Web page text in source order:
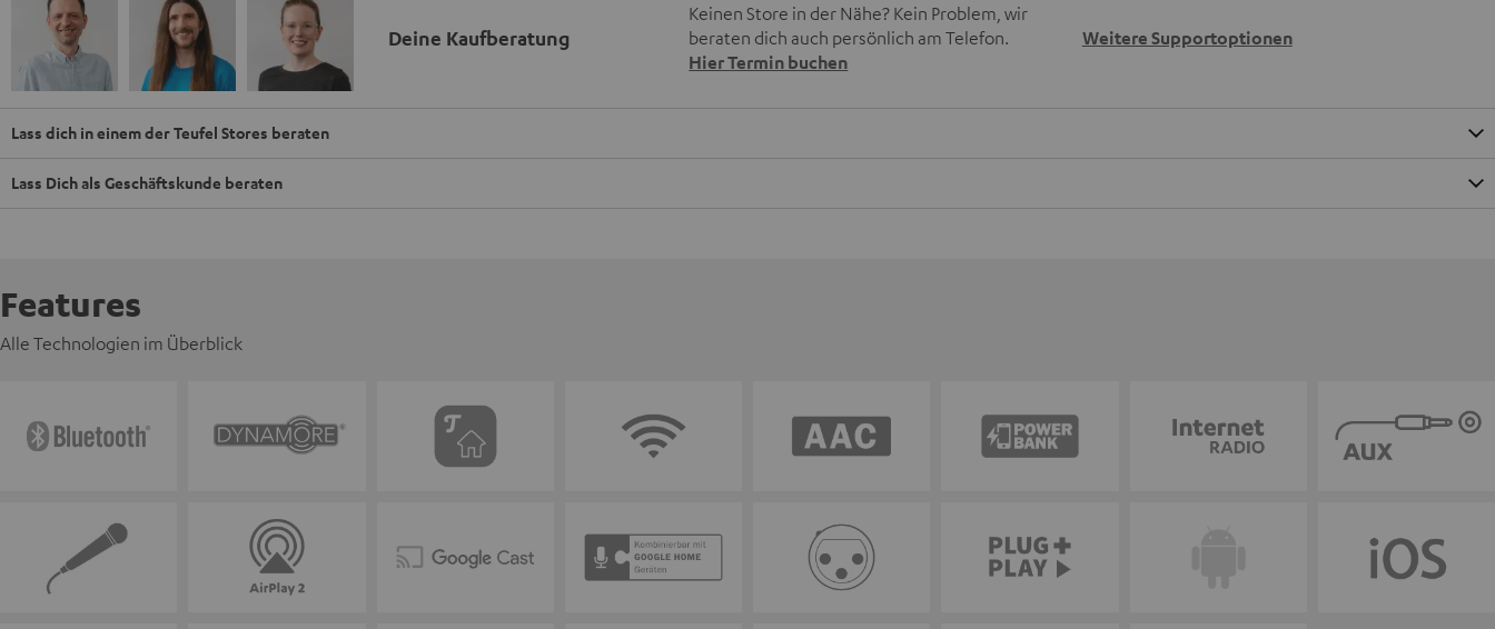
Deine Kaufberatung
Keinen Store in der Nähe? Kein Problem, wir
beraten dich auch persönlich am Telefon.
Hier Termin buchen
Weitere Supportoptionen
Lass dich in einem der Teufel Stores beraten
Lass Dich als Geschäftskunde beraten
Features
Alle Technologien im Überblick